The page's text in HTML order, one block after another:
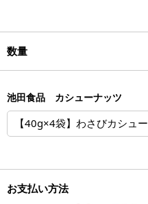
数量
池田食品 カシューナッツ
【40g×4袋】わさびカシュー
お支払い方法